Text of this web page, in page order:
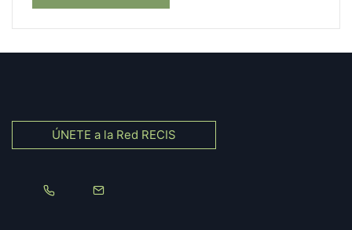
ÚNETE a la Red RECIS